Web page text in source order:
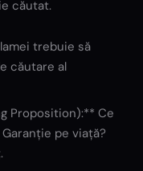
căutat.
trebuie să
căutare al
Proposition):** Ce
pe viață?